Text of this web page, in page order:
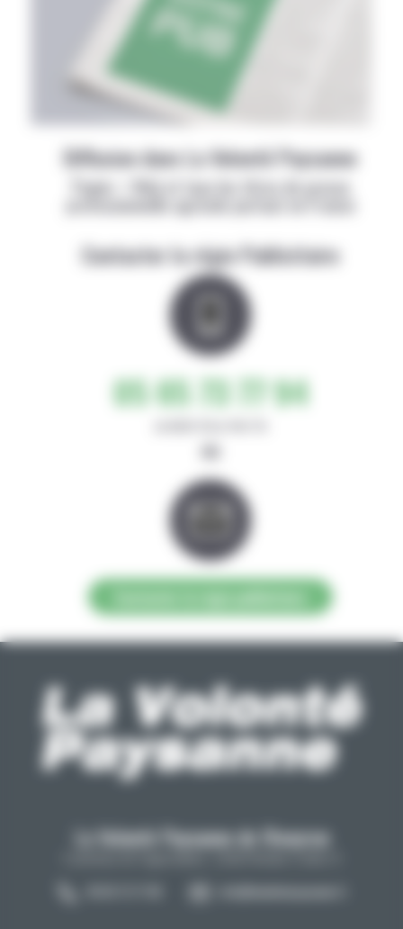
Diffusion dans La Volonté Paysanne
Papier + Web et tous les titres de presse
Contacter la régie Publicitaire
05 65 73 77 94
ou
La Volonté Paysanne de l'Aveyron